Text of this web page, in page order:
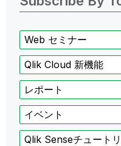
Web セミナー
Qlik Cloud 新機能
レポート
イベント
Qlik Senseチュート